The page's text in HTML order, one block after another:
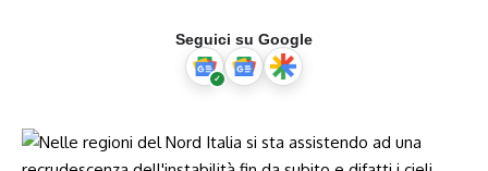
Seguici su Google